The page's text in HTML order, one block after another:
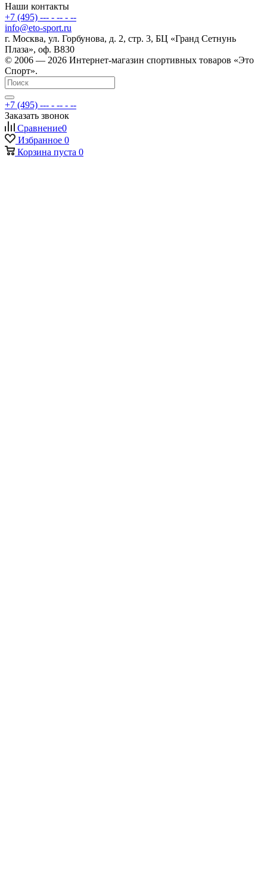
Наши контакты
+7 (495) --- - -- - --
info@eto-sport.ru
г. Москва, ул. Горбунова, д. 2, стр. 3, БЦ «Гранд Сетнунь
Плаза», оф. В830
© 2006 — 2026 Интернет-магазин спортивных товаров «Это
Спорт».
+7 (495) --- - -- - --
Заказать звонок
Сравнение0
Избранное 0
Корзина пуста 0